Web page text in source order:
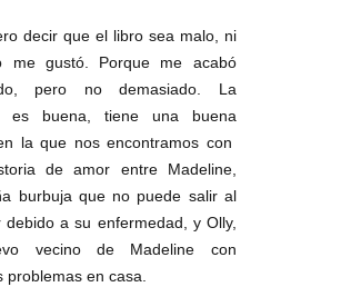
decir que el libro sea malo, ni
me gustó. Porque me acabó
pero no demasiado. La
es buena, tiene una buena
la que nos encontramos con
de amor entre Madeline,
burbuja que no puede salir al
debido a su enfermedad, y Olly,
vecino de Madeline con
problemas en casa.